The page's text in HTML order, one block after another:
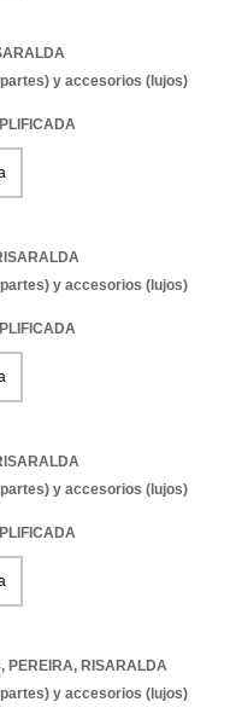
y accesorios (lujos)
y accesorios (lujos)
y accesorios (lujos)
, PEREIRA, RISARALDA
y accesorios (lujos)